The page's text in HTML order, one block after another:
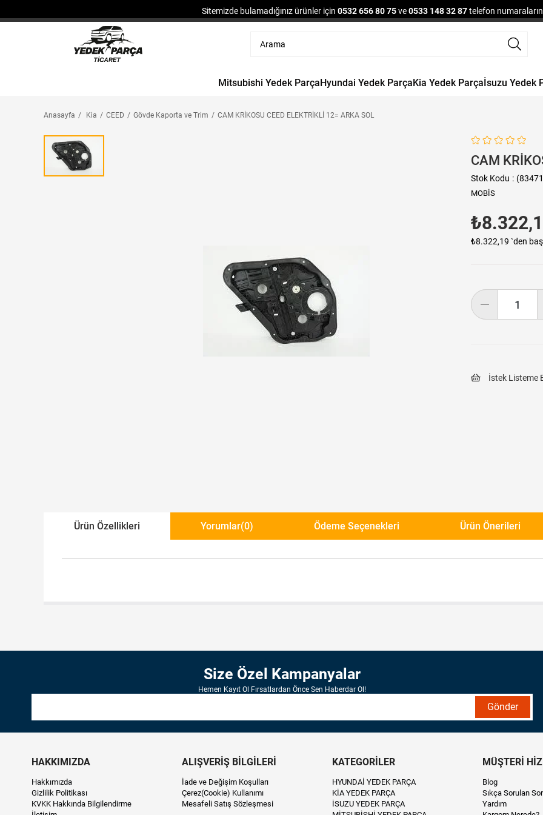
Sitemizde bulamadığınız ürünler için 0532 656 80 75ve0533 148 32 87telefon
Mitsubishi Yedek ParçaHyundai Yedek ParçaKia Yedek Parçaİsuzu Yedek
Anasayfa Kia CEED Gövde Kaporta ve Trim CAM KRİKOSU CEED ELEKTRİKLİ 12= ARKA SOL
CAM
Stok Kodu
MOBİS
₺8.322,19 `den
İstek Listeme
Ürün Özellikleri Yorumlar(0) Ödeme Seçenekleri Ürün Önerileri
Size Özel Kampanyalar
Hemen Kayıt Ol Fırsatlardan Önce Sen Haberdar Ol!
Gönder
HAKKIMIZDA
Hakkımızda
Gizlilik Politikası
KVKK Hakkında Bilgilendirme
ALIŞVERİŞ BİLGİLERİ
İade ve Değişim Koşulları
Çerez(Cookie) Kullanımı
Mesafeli Satış Sözleşmesi
KATEGORİLER
HYUNDAİ YEDEK PARÇA
KİA YEDEK PARÇA
İSUZU YEDEK PARÇA
MÜŞTERİ
Blog
Sıkça Sorulan
Yardım